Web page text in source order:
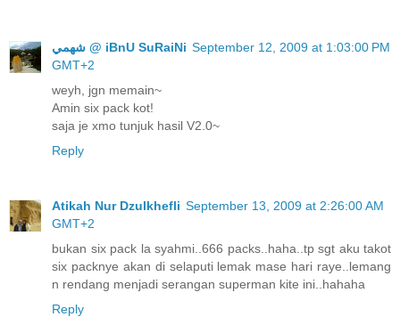
ﺷﻬﻤﻲ @ iBnU SuRaiNi September 12, 2009 at 1:03:00 PM
GMT+2
weyh, jgn memain~
Amin six pack kot!
saja je xmo tunjuk hasil V2.0~
Reply
Atikah Nur Dzulkhefli September 13, 2009 at 2:26:00 AM
GMT+2
bukan six pack la syahmi..666 packs..haha..tp sgt aku takot
six packnye akan di selaputi lemak mase hari raye..lemang
n rendang menjadi serangan superman kite ini..hahaha
Reply